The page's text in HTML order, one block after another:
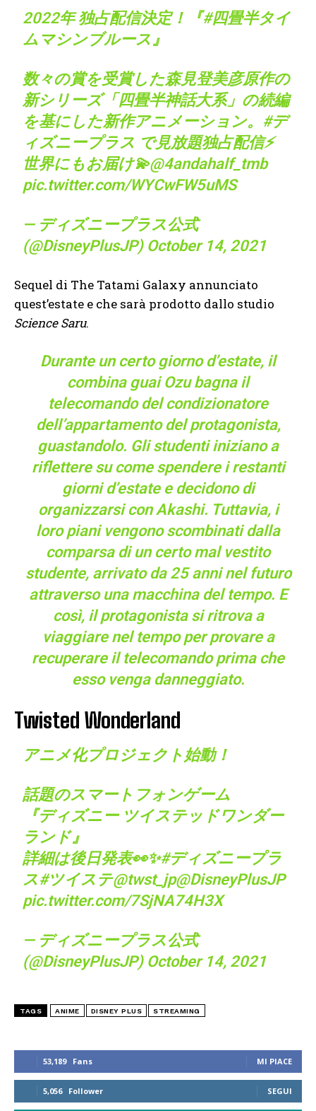
53,189 Fans MI PIACE
5,056 Follower SEGUI
2022年 独占配信決定！『#四畳半タイ
ムマシンブルース』
数々の賞を受賞した森見登美彦原作の
新シリーズ「四畳半神話大系」の続編
を基にした新作アニメーション。 #デ
ィズニープラス で見放題独占配信⚡
世界にもお届け💫@4andahalf_tmb
pic.twitter.com/WYCwFW5uMS
— ディズニープラス公式
(@DisneyPlusJP) October 14, 2021
Sequel di The Tatami Galaxy annunciato
quest’estate e che sarà prodotto dallo studio
Science Saru.
Durante un certo giorno d’estate, il
combina guai Ozu bagna il
telecomando del condizionatore
dell’appartamento del protagonista,
guastandolo. Gli studenti iniziano a
riflettere su come spendere i restanti
giorni d’estate e decidono di
organizzarsi con Akashi. Tuttavia, i
loro piani vengono scombinati dalla
comparsa di un certo mal vestito
studente, arrivato da 25 anni nel futuro
attraverso una macchina del tempo. E
così, il protagonista si ritrova a
viaggiare nel tempo per provare a
recuperare il telecomando prima che
esso venga danneggiato.
Twisted Wonderland
アニメ化プロジェクト始動！
話題のスマートフォンゲーム
『ディズニー ツイステッドワンダー
ランド』
詳細は後日発表👀✨#ディズニープラ
ス#ツイステ@twst_jp@DisneyPlusJP
pic.twitter.com/7SjNA74H3X
— ディズニープラス公式
(@DisneyPlusJP) October 14, 2021
TAGS ANIME DISNEY PLUS STREAMING